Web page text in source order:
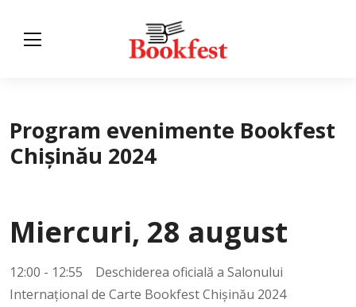
Program evenimente Bookfest
Chișinău 2024
Miercuri, 28 august
12:00 - 12:55 Deschiderea oficială a Salonului
Internațional de Carte Bookfest Chișinău 2024